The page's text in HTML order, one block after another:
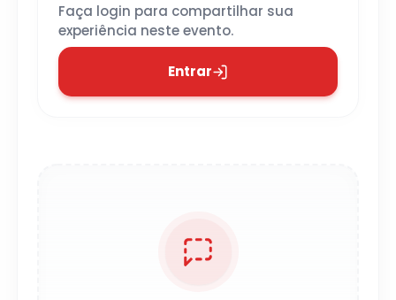
Faça login para compartilhar sua
experiência neste evento.
Entrar